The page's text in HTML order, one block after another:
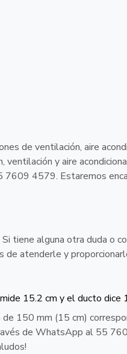
de ventilación, aire
y aire
4579. Estaremos
tiene alguna otra duda o
atenderle y
15.2 cm y el ducto dice
150 mm (15 cm)
de WhatsApp al 55